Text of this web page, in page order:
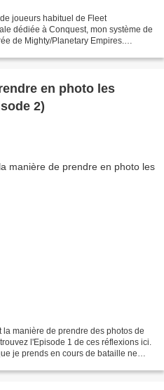
joueurs habituel de Fleet
dédiée à Conquest, mon système de
de Mighty/Planetary Empires.
en photo les
2)
manière de prendre des photos de
l'Episode 1 de ces réflexions ici.
je prends en cours de bataille ne